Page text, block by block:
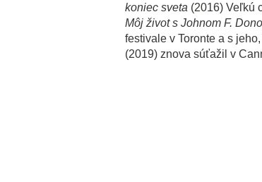
koniec sveta (2016) Veľkú
Môj život s Johnom F.
festivale v Toronte a s
(2019) znova súťažil v